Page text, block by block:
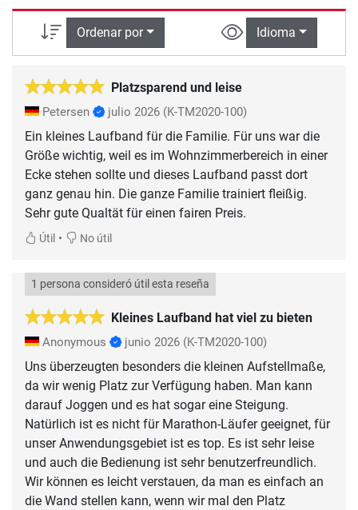
Ordenar por Idioma
Platzsparend und leise
Petersen julio 2026 (K-TM2020-100)
Ein kleines Laufband für die Familie. Für uns war die
Größe wichtig, weil es im Wohnzimmerbereich in einer
Ecke stehen sollte und dieses Laufband passt dort
ganz genau hin. Die ganze Familie trainiert fleißig.
Sehr gute Qualtät für einen fairen Preis.
Útil • No útil
Kleines Laufband hat viel zu bieten
1 persona consideró útil esta reseña
Anonymous junio 2026 (K-TM2020-100)
Uns überzeugten besonders die kleinen Aufstellmaße,
da wir wenig Platz zur Verfügung haben. Man kann
darauf Joggen und es hat sogar eine Steigung.
Natürlich ist es nicht für Marathon-Läufer geeignet, für
unser Anwendungsgebiet ist es top. Es ist sehr leise
und auch die Bedienung ist sehr benutzerfreundlich.
Wir können es leicht verstauen, da man es einfach an
die Wand stellen kann, wenn wir mal den Platz